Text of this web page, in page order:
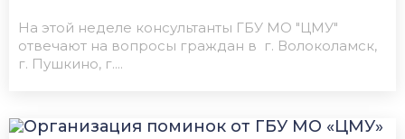
На этой неделе консультанты ГБУ МО "ЦМУ"
отвечают на вопросы граждан в г. Волоколамск,
г. Пушкино, г....